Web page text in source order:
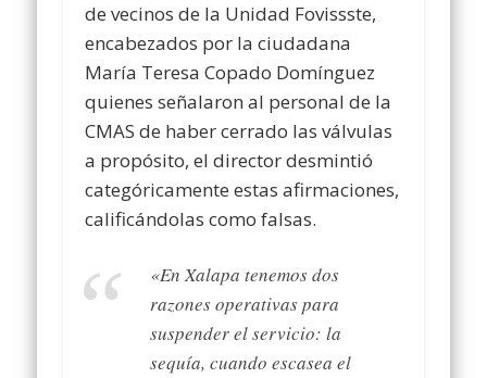
de vecinos de la Unidad Fovissste,
encabezados por la ciudadana
María Teresa Copado Domínguez
quienes señalaron al personal de la
CMAS de haber cerrado las válvulas
a propósito, el director desmintió
categóricamente estas afirmaciones,
calificándolas como falsas.
«En Xalapa tenemos dos
razones operativas para
suspender el servicio: la
sequía, cuando escasea el